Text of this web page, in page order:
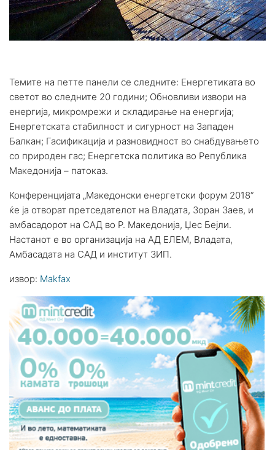
Темите на петте панели се следните: Енергетиката во
светот во следните 20 години; Обновливи извори на
енергија, микромрежи и складирање на енергија;
Енергетската стабилност и сигурност на Западен
Балкан; Гасификација и разновидност во снабдувањето
со природен гас; Енергетска политика во Република
Македонија – патоказ.
Конференцијата „Македонски енергетски форум 2018“
ќе ја отворат претседателот на Владата, Зоран Заев, и
амбасадорот на САД во Р. Македонија, Џес Бејли.
Настанот е во организација на АД ЕЛЕМ, Владата,
Амбасадата на САД и институт ЗИП.
извор: Makfax